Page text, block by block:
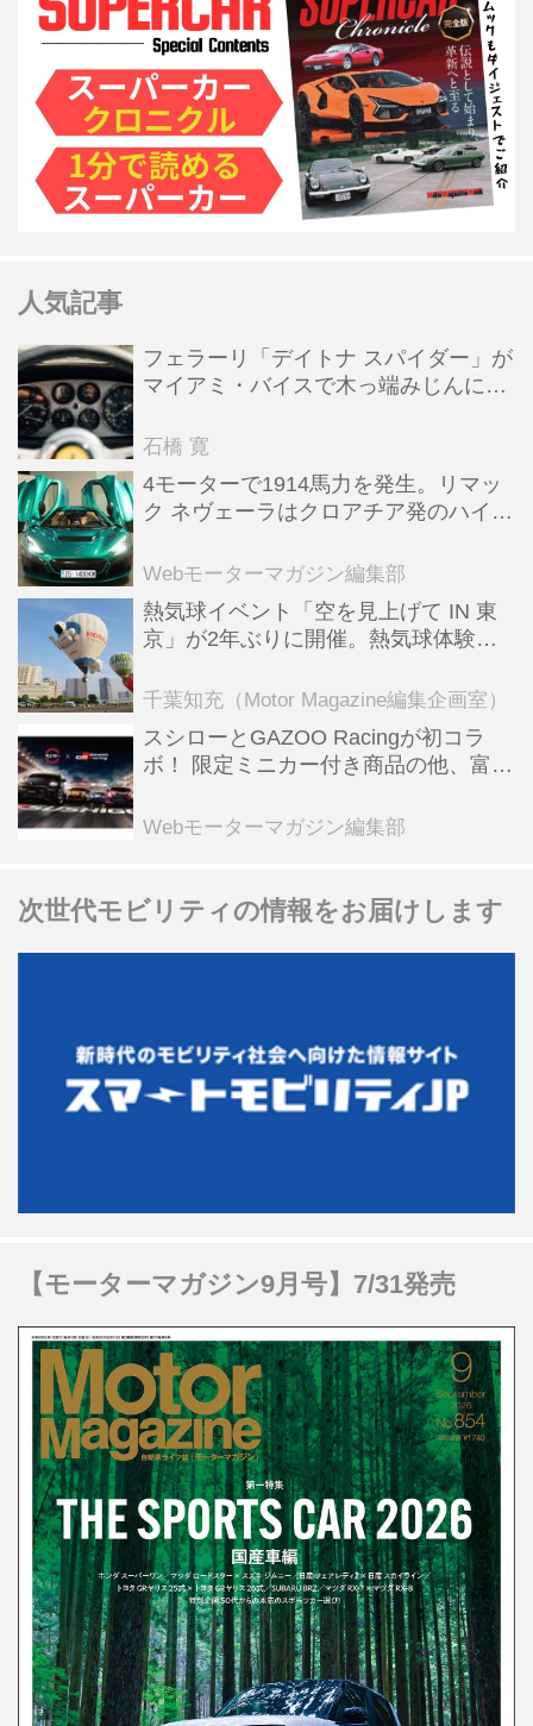
人気記事
フェラーリ「デイトナ スパイダー」が
マイアミ・バイスで木っ端みじんにな
石橋 寛
4モーターで1914馬力を発生。リマッ
ク ネヴェーラはクロアチア発のハイパ
全版／115】
Webモーターマガジン編集部
熱気球イベント「空を見上げて IN 東
京」が2年ぶりに開催。熱気球体験搭
ンテンツも
千葉知充（Motor Magazine編集企画室）
スシローとGAZOO Racingが初コラ
ボ！ 限定ミニカー付き商品の他、富士
る抽選企画などを展開
Webモーターマガジン編集部
次世代モビリティの情報をお届けします
【モーターマガジン9月号】7/31発売